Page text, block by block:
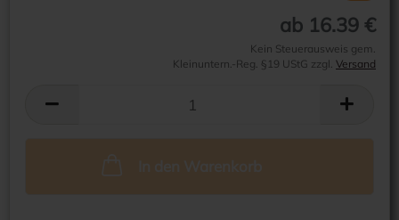
ab 16.39 €
Kein Steuerausweis gem.
Kleinuntern.-Reg. §19 UStG zzgl. Versand